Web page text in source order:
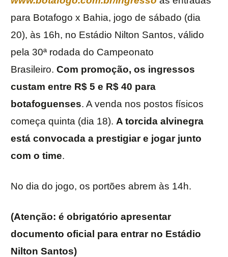
para Botafogo x Bahia, jogo de sábado (dia
20), às 16h, no Estádio Nilton Santos, válido
pela 30ª rodada do Campeonato
Brasileiro. Com promoção, os ingressos
custam entre R$ 5 e R$ 40 para
botafoguenses. A venda nos postos físicos
começa quinta (dia 18). A torcida alvinegra
está convocada a prestigiar e jogar junto
com o time.
No dia do jogo, os portões abrem às 14h.
(Atenção: é obrigatório apresentar
documento oficial para entrar no Estádio
Nilton Santos)